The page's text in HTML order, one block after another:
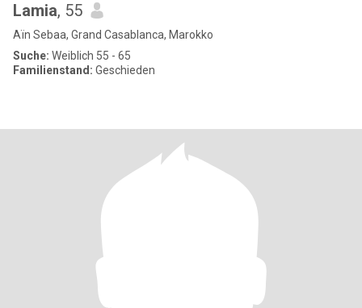
Lamia, 55
Aïn Sebaa, Grand Casablanca, Marokko
Suche: Weiblich 55 - 65
Familienstand: Geschieden